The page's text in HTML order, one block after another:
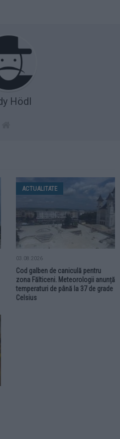
Hödl
ACTUALITATE
03.08.2026
Cod galben de caniculă pentru
zona Fălticeni. Meteorologii anunță
temperaturi de până la 37 de grade
Celsius